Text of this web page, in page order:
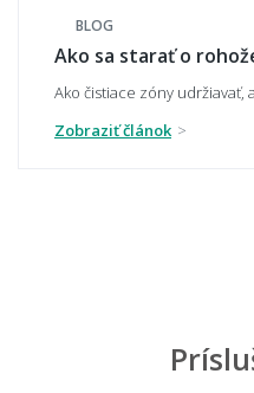
🧼 Čistenie a údržba
BLOG
Ako sa starať o
Ako čistiace zóny udržiavať,
Zobraziť článok